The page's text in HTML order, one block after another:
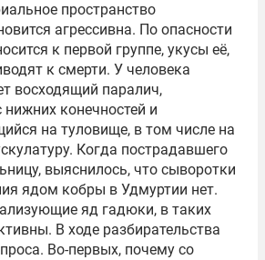
пространство
агрессивна. По опасности
к первой группе, укусы её,
к смерти. У человека
восходящий паралич,
конечностей и
на туловище, в том числе на
Когда пострадавшего
выяснилось, что сыворотки
ядом кобры в Удмуртии нет.
яд гадюки, в таких
В ходе разбирательства
Во-первых, почему со